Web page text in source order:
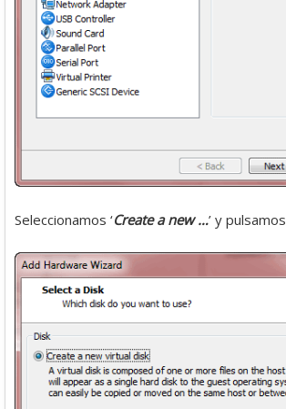
Seleccionamos ‘Create a new …’ y pulsamos